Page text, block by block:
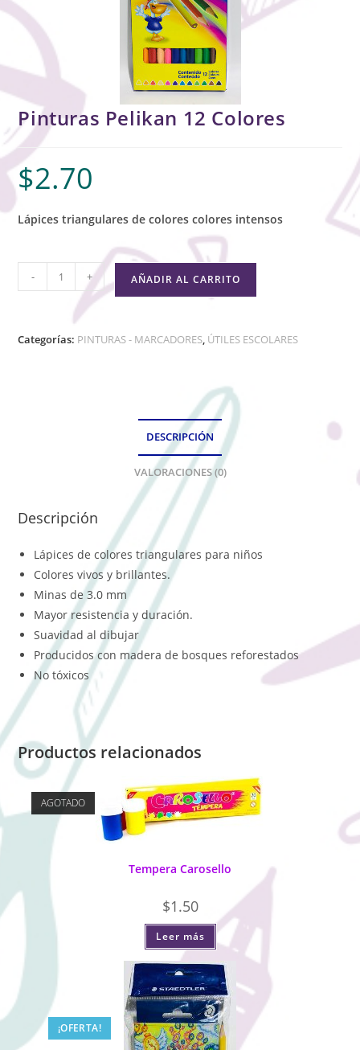
Pinturas Pelikan 12 Colores
$2.70
Lápices triangulares de colores colores intensos
- + AÑADIR AL CARRITO
Categorías: PINTURAS - MARCADORES, ÚTILES ESCOLARES
DESCRIPCIÓN
VALORACIONES (0)
Descripción
Lápices de colores triangulares para niños
Colores vivos y brillantes.
Minas de 3.0 mm
Mayor resistencia y duración.
Suavidad al dibujar
Producidos con madera de bosques reforestados
No tóxicos
Productos relacionados
AGOTADO
Tempera Carosello
$1.50
Leer más
¡OFERTA!